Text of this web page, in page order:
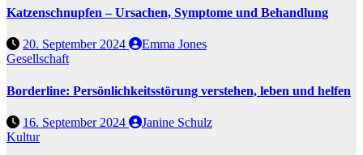
Katzenschnupfen – Ursachen, Symptome und Behandlung
20. September 2024
Emma Jones
Gesellschaft
Borderline: Persönlichkeitsstörung verstehen, leben und helfen
16. September 2024
Janine Schulz
Kultur